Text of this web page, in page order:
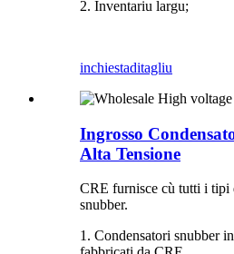
2. Inventariu largu;
inchiestaditagliu
Ingrosso
Alta Tensione
CRE furnisce cù tutti i tipi
snubber.
1. Condensatori snubber